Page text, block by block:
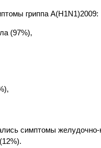
гриппа А(Н1N1)2009:
(97%),
симптомы желудочно-